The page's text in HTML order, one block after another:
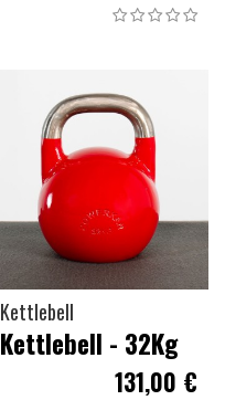
Kettlebell
Kettlebell - 32Kg
131,00 €